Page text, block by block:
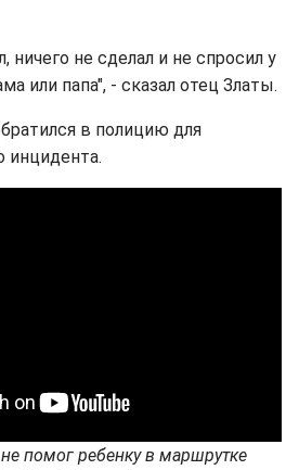
не сделал и не спросил у
или папа", - сказал отец Златы.
в полицию для
инцидента.
помог ребенку в маршрутке